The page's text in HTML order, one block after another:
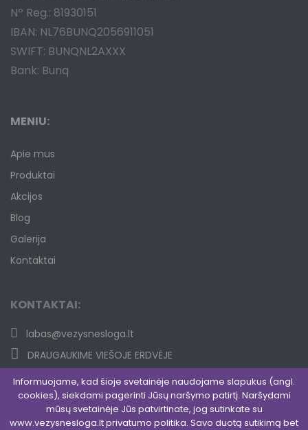
Nº Reg.: 81930151
IBAN: NL76BUNQ2056911051
SWIFT: BUNQNL2AXXX
Bank: Bunq
MENIU:
Apie mus
Produktai
Akcijos
Blog
Galerija
Kontaktai
KONTAKTAI:
labas@vezysnesloga.lt
DRAUGAUKIME VIEŠOJE ERDVĖJE
JUNKITĖS PRIE UŽDAROS GRUPĖS
Informuojame, kad šioje svetainėje naudojame slapukus (angl.
cookies), siekdami pagerinti Jūsų naršymo patirtį. Naršydami
mūsų svetainėje Jūs patvirtinate, jog sutinkate su
www.vezysnesloga.lt privatumo politika. Savo duotą sutikimą bet